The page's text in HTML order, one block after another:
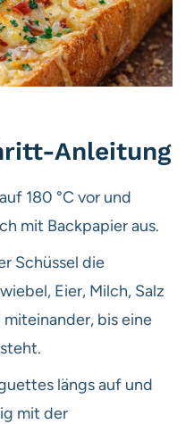
Anleitung
180 °C vor und
mit Backpapier aus.
Schüssel die
Eier, Milch, Salz
bis eine
längs auf und
mit der